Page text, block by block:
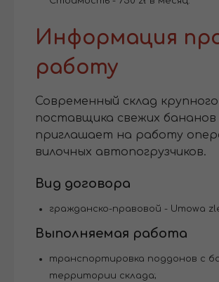
Информация
работу
Современный склад крупного
поставщика свежих бананов
приглашает на работу
вилочных автопогрузчиков.
Вид договора
гражданско-правовой - Umowa
Выполняемая работа
транспортировка поддонов с
территории склада;